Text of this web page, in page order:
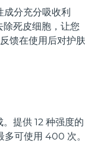
分充分吸收利
死皮细胞，让您
馈在使用后对护肤
提供 12 种强度的
多可使用 400 次